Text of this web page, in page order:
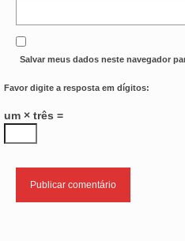
Salvar meus dados neste navegador
Favor digite a resposta em dígitos:
um × três =